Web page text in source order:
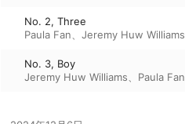
No. 2, Three
Paula Fan
Jeremy Huw Williams
No. 3, Boy
Jeremy Huw Williams
Paula Fan